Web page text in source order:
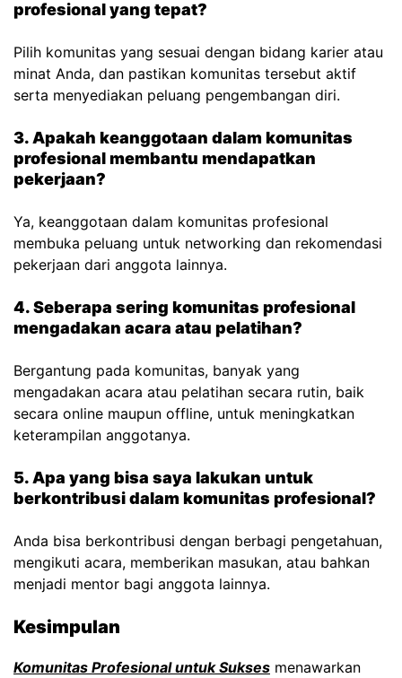
profesional yang tepat?
Pilih komunitas yang sesuai dengan bidang karier atau
minat Anda, dan pastikan komunitas tersebut aktif
serta menyediakan peluang pengembangan diri.
3. Apakah keanggotaan dalam komunitas
profesional membantu mendapatkan
pekerjaan?
Ya, keanggotaan dalam komunitas profesional
membuka peluang untuk networking dan rekomendasi
pekerjaan dari anggota lainnya.
4. Seberapa sering komunitas profesional
mengadakan acara atau pelatihan?
Bergantung pada komunitas, banyak yang
mengadakan acara atau pelatihan secara rutin, baik
secara online maupun offline, untuk meningkatkan
keterampilan anggotanya.
5. Apa yang bisa saya lakukan untuk
berkontribusi dalam komunitas profesional?
Anda bisa berkontribusi dengan berbagi pengetahuan,
mengikuti acara, memberikan masukan, atau bahkan
menjadi mentor bagi anggota lainnya.
Kesimpulan
Komunitas Profesional untuk Sukses menawarkan